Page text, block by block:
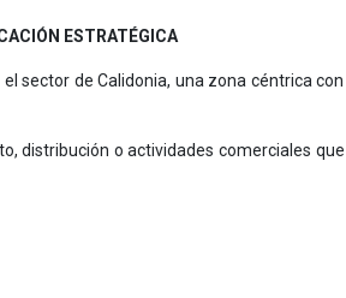
ESTRATÉGICA
sector de Calidonia, una zona céntrica con
distribución o actividades comerciales que